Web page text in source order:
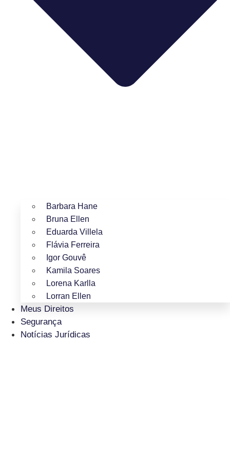
Barbara Hane
Bruna Ellen
Eduarda Villela
Flávia Ferreira
Igor Gouvê
Kamila Soares
Lorena Karlla
Lorran Ellen
Meus Direitos
Segurança
Notícias Jurídicas